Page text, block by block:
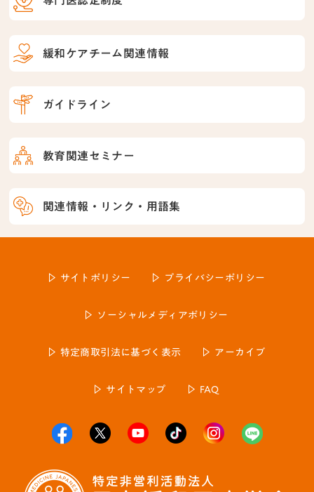
緩和ケアチーム関連情報
ガイドライン
教育関連セミナー
関連情報・リンク・用語集
サイトポリシー プライバシーポリシー
ソーシャルメディアポリシー
特定商取引法に基づく表示 アーカイブ
サイトマップ FAQ